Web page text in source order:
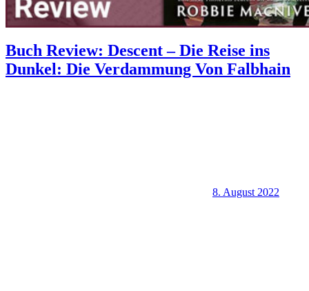
Buch Review: Descent – Die Reise ins
Dunkel: Die Verdammung Von Falbhain
8. August 2022